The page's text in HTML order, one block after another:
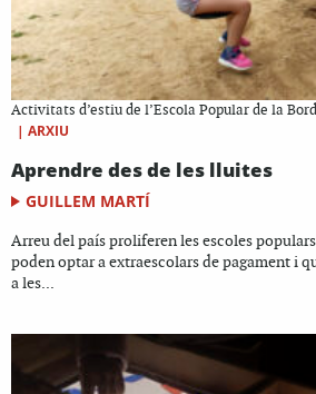
Activitats d’estiu de l’Escola Popular de la
| ARXIU
Aprendre des de les lluites
GUILLEM MARTÍ
Arreu del país proliferen les escoles
poden optar a extraescolars de pagament i
a les...